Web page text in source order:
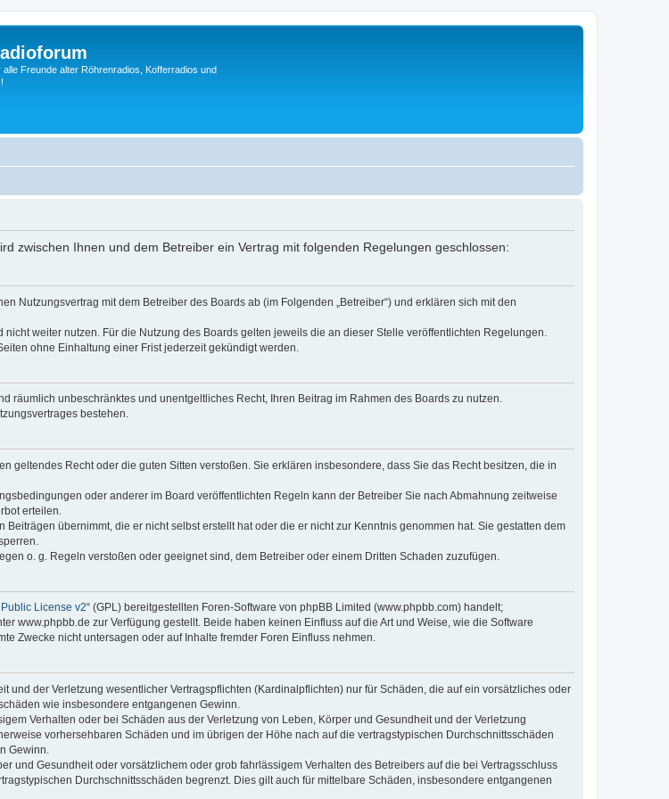
Freunde alter Röhrenradios, Kofferradios und
zwischen Ihnen und dem Betreiber ein Vertrag mit folgenden Regelungen geschlossen:
Nutzungsvertrag mit dem Betreiber des Boards ab (im Folgenden „Betreiber“) und erklären sich mit den
weiter nutzen. Für die Nutzung des Boards gelten jeweils die an dieser Stelle veröffentlichten Regelungen.
ohne Einhaltung einer Frist jederzeit gekündigt werden.
räumlich unbeschränktes und unentgeltliches Recht, Ihren Beitrag im Rahmen des Boards zu nutzen.
bestehen.
geltendes Recht oder die guten Sitten verstoßen. Sie erklären insbesondere, dass Sie das Recht besitzen, die in
oder anderer im Board veröffentlichten Regeln kann der Betreiber Sie nach Abmahnung zeitweise
erteilen.
übernimmt, die er nicht selbst erstellt hat oder die er nicht zur Kenntnis genommen hat. Sie gestatten dem
o. g. Regeln verstoßen oder geeignet sind, dem Betreiber oder einem Dritten Schaden zuzufügen.
License v2“ (GPL) bereitgestellten Foren-Software von phpBB Limited (www.phpbb.com) handelt;
www.phpbb.de zur Verfügung gestellt. Beide haben keinen Einfluss auf die Art und Weise, wie die Software
Zwecke nicht untersagen oder auf Inhalte fremder Foren Einfluss nehmen.
und der Verletzung wesentlicher Vertragspflichten (Kardinalpflichten) nur für Schäden, die auf ein vorsätzliches oder
wie insbesondere entgangenen Gewinn.
Verhalten oder bei Schäden aus der Verletzung von Leben, Körper und Gesundheit und der Verletzung
vorhersehbaren Schäden und im übrigen der Höhe nach auf die vertragstypischen Durchschnittsschäden
Gewinn.
und Gesundheit oder vorsätzlichem oder grob fahrlässigem Verhalten des Betreibers auf die bei Vertragsschluss
Durchschnittsschäden begrenzt. Dies gilt auch für mittelbare Schäden, insbesondere entgangenen